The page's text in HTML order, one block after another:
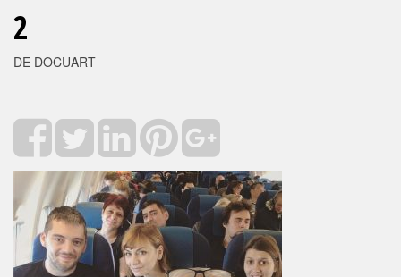
2
DE DOCUART